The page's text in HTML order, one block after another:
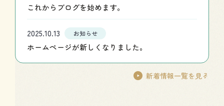
これからブログを始めます。
2025.10.13 お知らせ
ホームページが新しくなりました。
新着情報一覧を見る